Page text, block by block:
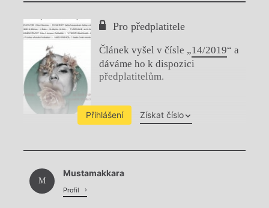
Pro předplatitele
Článek vyšel v čísle „14/2019“ a
dáváme ho k dispozici
předplatitelům.
Přihlášení Získat číslo
Chviličku.
Načítá se.
M
Mustamakkara
Profil